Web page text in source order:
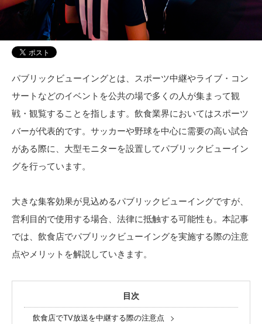
パブリックビューイングとは、スポーツ中継やライブ・コン
サートなどのイベントを公共の場で多くの人が集まって観
戦・観覧することを指します。飲食業界においてはスポーツ
バーが代表的です。サッカーや野球を中心に需要の高い試合
がある際に、大型モニターを設置してパブリックビューイン
グを行っています。
大きな集客効果が見込めるパブリックビューイングですが、
営利目的で使用する場合、法律に抵触する可能性も。本記事
では、飲食店でパブリックビューイングを実施する際の注意
点やメリットを解説していきます。
目次
飲食店でTV放送を中継する際の注意点